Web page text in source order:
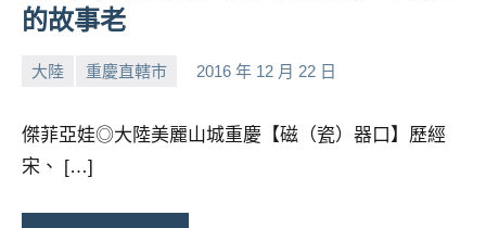
象。
的故事老
大陸 重慶直轄市 2016 年 12 月 22 日
小No
傑菲亞娃◎大陸美麗山城重慶【磁（瓷）器口】歷經
宋、 […]